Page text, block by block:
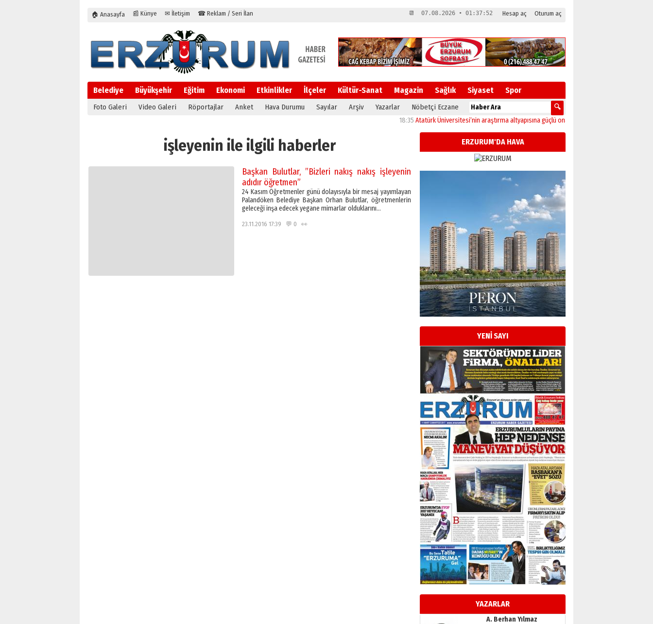
🏠 Anasayfa 📰 Künye ✉ İletişim ☎ Reklam / Seri İlan Hesap aç Oturum aç
📆 07.08.2026 • 01:37:52
Belediye Büyükşehir Eğitim Ekonomi Etkinlikler İlçeler Kültür-Sanat Magazin Sağlık Siyaset Spor
Foto Galeri Video Galeri Röportajlar Anket Hava Durumu Sayılar Arşiv Yazarlar Nöbetçi Eczane
Atatürk Üniversitesi’nin araştırma altyapısına güçlü onay 12:04
işleyenin ile ilgili haberler
Başkan Bulutlar, ”Bizleri nakış nakış işleyenin
adıdır öğretmen”
24 Kasım Öğretmenler günü dolayısıyla bir mesaj yayımlayan
Palandöken Belediye Başkan Orhan Bulutlar, öğretmenlerin
geleceği inşa edecek yegane mimarlar olduklarını…
23.11.2016 17:39 💬 0 👀
ERZURUM'DA HAVA
YENİ SAYI
YAZARLAR
Esat BİNDESEN
Başkan Sekmen’den Erzurum’a
bir vizyon proje daha!
02 Ağustos 2026 Pazar
Kadir SABUNCUOĞLU
Erzurumspor’un köşe taşları
29 Haziran 2026 Pazartesi
Kenan GÜLERCİ
Murat Şahsuvaroğlu ERKON’da
çıtayı yukarı taşırken,
yönetimdekiler aşağı
çekmemeli!
17 Şubat 2026 SalıOrhan BOZKURT
Bir fotoğraf, bir şehir, bir
gazeteci… Dizginler kimin
elinde?
A. Berhan Yılmaz